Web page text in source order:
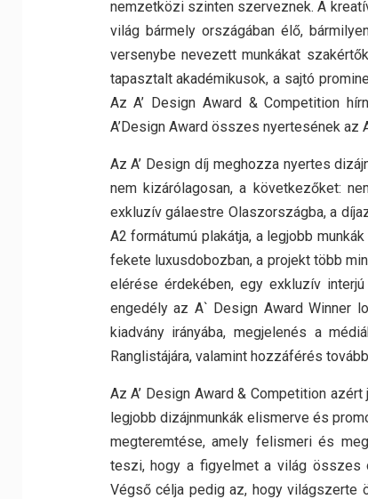
nemzetközi szinten szerveznek. A
világ bármely országában élő,
versenybe nevezett munkákat
tapasztalt akadémikusok, a sajtó
Az A’ Design Award & Competition
A’Design Award összes nyertesének az
Az A’ Design díj meghozza nyertes
nem kizárólagosan, a következőket:
exkluzív gálaestre Olaszországba, a
A2 formátumú plakátja, a legjobb
fekete luxusdobozban, a projekt több
elérése érdekében, egy exkluzív
engedély az A` Design Award Winner
kiadvány irányába, megjelenés a
Ranglistájára, valamint hozzáférés
Az A’ Design Award & Competition
legjobb dizájnmunkák elismerve és
megteremtése, amely felismeri és
teszi, hogy a figyelmet a világ összes
Végső célja pedig az, hogy világszerte